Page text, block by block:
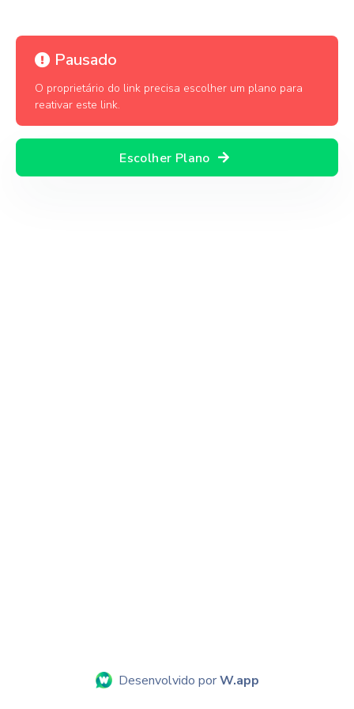
Pausado
O proprietário do link precisa escolher um plano para
reativar este link.
Escolher Plano
Desenvolvido porW.app